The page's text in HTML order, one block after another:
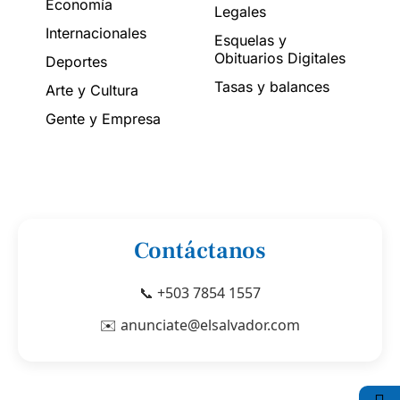
Economía
Internacionales
Deportes
Arte y Cultura
Gente y Empresa
Legales
Esquelas y
Obituarios Digitales
Tasas y balances
Contáctanos
📞 +503 7854 1557
✉️ anunciate@elsalvador.com